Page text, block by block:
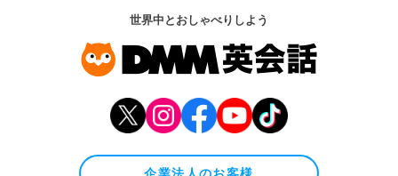
世界中とおしゃべりしよう
企業法人のお客様